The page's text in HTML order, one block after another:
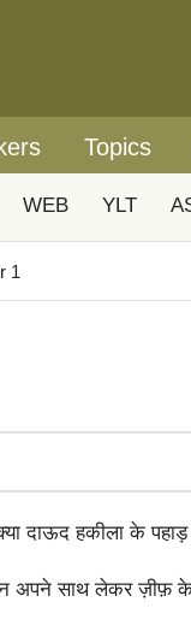
Topics
WEB YLT
दाऊद हकीला के
अपने साथ लेकर